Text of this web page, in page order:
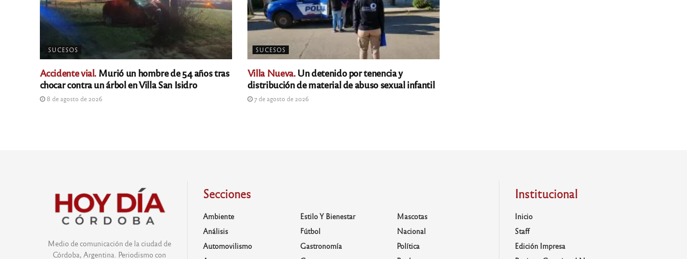
SUCESOS
Accidente vial. Murió un hombre de 54 años tras
chocar contra un árbol en Villa San Isidro
8 de agosto de 2026
SUCESOS
Villa Nueva.Un detenido por tenencia y
distribución de material de abuso sexual infantil
7 de agosto de 2026
Medio de comunicación de la ciudad de
Córdoba, Argentina. Periodismo con
Secciones
Ambiente
Análisis
Automovilismo
Estilo Y Bienestar
Fútbol
Gastronomía
Mascotas
Nacional
Política
Institucional
Inicio
Staff
Edición Impresa